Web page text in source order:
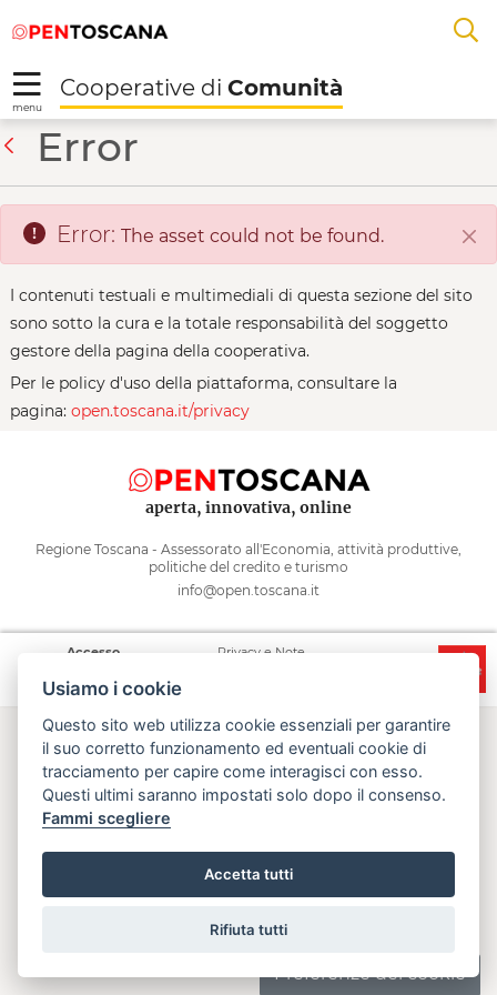
Skip to Main Content
alal
menu
Cooperative di Comunità
Alter Eco -
Error
Error: The asset could not be found.
I contenuti testuali e multimediali di questa sezione del sito
sono sotto la cura e la totale responsabilità del soggetto
gestore della pagina della cooperativa.
Per le policy d'uso della piattaforma, consultare la
pagina: open.toscana.it/privacy
aperta, innovativa, online
Regione Toscana - Assessorato all'Economia, attività produttive,
politiche del credito e turismo
info@open.toscana.it
Accesso
Privacy e Note
Usiamo i cookie
Questo sito web utilizza cookie essenziali per garantire
il suo corretto funzionamento ed eventuali cookie di
tracciamento per capire come interagisci con esso.
Questi ultimi saranno impostati solo dopo il consenso.
Fammi scegliere
Accetta tutti
Rifiuta tutti